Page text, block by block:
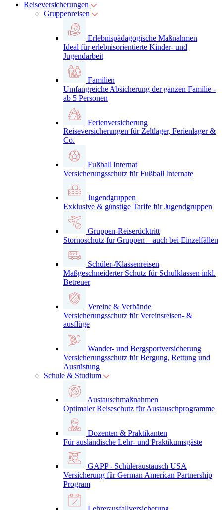
Reiseversicherungen
Gruppenreisen
Erlebnispädagogische Maßnahmen
Ideal für erlebnisorientierte Kinder- und
Jugendarbeit
Familien
Umfangreiche Absicherung der ganzen Familie -
ab 5 Personen
Ferienversicherung
Reiseversicherungen für Zeltlager, Ferienlager &
Co.
Fußball Internat
Versicherungsschutz für Fußball Internate
Jugendgruppen
Exklusive & günstige Tarife für Jugendgruppen
Gruppen-Reiserücktritt
Stornoschutz für Gruppen – auch bei Einzelfällen
Schüler-/Klassenreisen
Maßgeschneiderter Schutz für Schulklassen inkl.
Betreuer
Vereine & Verbände
Versicherungsschutz für Vereinsreisen- &
ausflüge
Wander- und Bergsportversicherung
Versicherungsschutz für Bergung, Rettung und
Ausrüstung
Schule & Studium
Austauschmaßnahmen
Optimaler Reiseschutz für Austauschprogramme
Dozenten & Praktikanten
Für ausländische Lehr- und Praktikumsgäste
GAPP - Schüleraustausch USA
Versicherung für German American Partnership
Program
Lehrerausfallversicherung